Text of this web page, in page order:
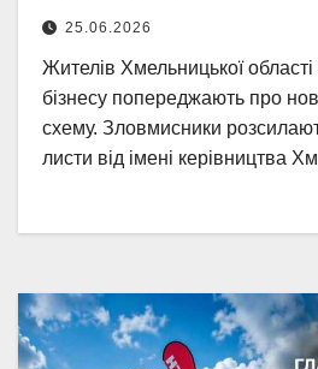
25.06.2026
Жителів Хмельницької області
бізнесу попереджають про
схему. Зловмисники
листи від імені керівництва